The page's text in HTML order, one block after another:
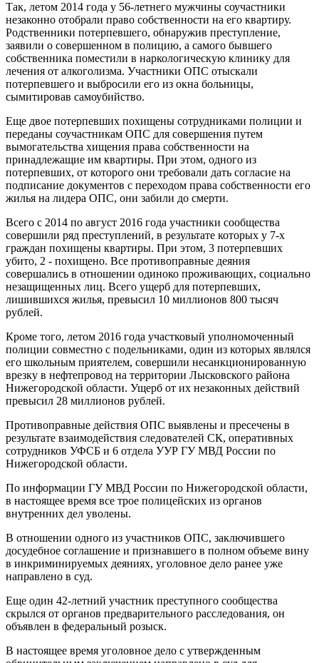
Так, летом 2014 года у 56-летнего мужчины соучастники
незаконно отобрали право собственности на его квартиру.
Родственники потерпевшего, обнаружив преступление,
заявили о совершенном в полицию, а самого бывшего
собственника поместили в наркологическую клинику для
лечения от алкоголизма. Участники ОПС отыскали
потерпевшего и выбросили его из окна больницы,
сымитировав самоубийство.
Еще двое потерпевших похищены сотрудниками полиции и
переданы соучастникам ОПС для совершения путем
вымогательства хищения права собственности на
принадлежащие им квартиры. При этом, одного из
потерпевших, от которого они требовали дать согласие на
подписание документов с переходом права собственности его
жилья на лидера ОПС, они забили до смерти.
Всего с 2014 по август 2016 года участники сообщества
совершили ряд преступлений, в результате которых у 7-х
граждан похищены квартиры. При этом, 3 потерпевших
убито, 2 - похищено. Все противоправные деяния
совершались в отношении одиноко проживающих, социально
незащищенных лиц. Всего ущерб для потерпевших,
лишившихся жилья, превысил 10 миллионов 800 тысяч
рублей.
Кроме того, летом 2016 года участковый уполномоченный
полиции совместно с подельниками, один из которых являлся
его школьным приятелем, совершили несанкционированную
врезку в нефтепровод на территории Лысковского района
Нижегородской области. Ущерб от их незаконных действий
превысил 28 миллионов рублей.
Противоправные действия ОПС выявлены и пресечены в
результате взаимодействия следователей СК, оперативных
сотрудников УФСБ и 6 отдела УУР ГУ МВД России по
Нижегородской области.
По информации ГУ МВД России по Нижегородской области,
в настоящее время все трое полицейских из органов
внутренних дел уволены.
В отношении одного из участников ОПС, заключившего
досудебное соглашение и признавшего в полном объеме вину
в инкриминируемых деяниях, уголовное дело ранее уже
направлено в суд.
Еще один 42-летний участник преступного сообщества
скрылся от органов предварительного расследования, он
объявлен в федеральный розыск.
В настоящее время уголовное дело с утвержденным